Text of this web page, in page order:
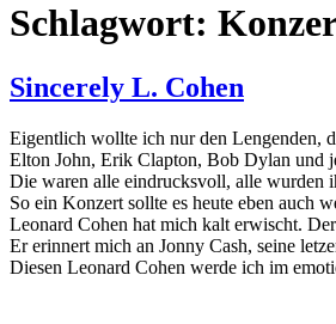
Schlagwort:
Sincerely L. Cohen
Eigentlich wollte ich nur den Lengenden,
Elton John, Erik Clapton, Bob Dylan und
Die waren alle eindrucksvoll, alle wurden
So ein Konzert sollte es heute eben auch
Leonard Cohen hat mich kalt erwischt.
Er erinnert mich an Jonny Cash, seine
Diesen Leonard Cohen werde ich im